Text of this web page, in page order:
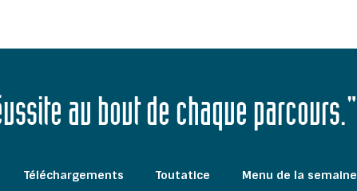
au bout de chaque parcours."
Téléchargements Toutatice Menu de la semaine